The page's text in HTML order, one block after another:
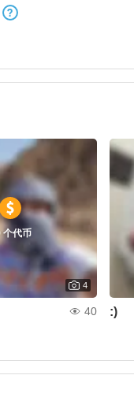
个代币
4
40 :)